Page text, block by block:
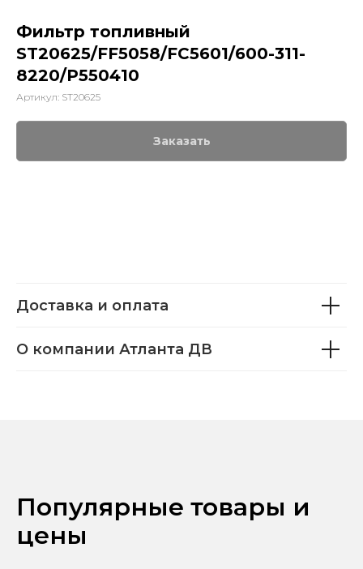
Фильтр топливный
ST20625/FF5058/FC5601/600-311-
8220/P550410
Артикул: ST20625
Заказать
Доставка и оплата
О компании Атланта ДВ
Популярные товары и
цены